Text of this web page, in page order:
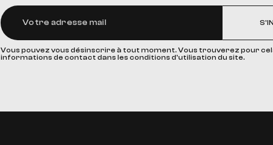
Vous pouvez vous désinscrire à tout moment. Vous trouverez pour
informations de contact dans les conditions d'utilisation du site.